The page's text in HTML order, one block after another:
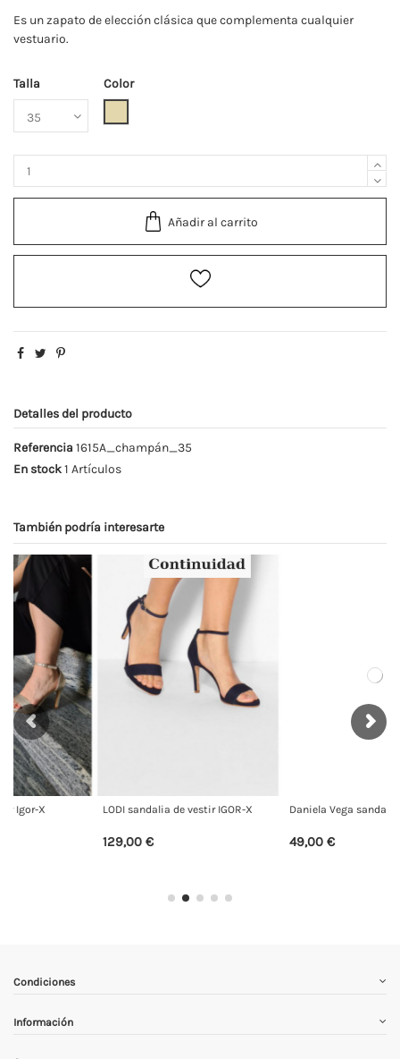
Es un zapato de elección clásica que complementa cualquier
vestuario.
Talla
Color
Añadir al carrito
Detalles del producto
Referencia 1615A_champán_35
En stock1 Artículos
También podría interesarte
X Daniela Vega sandalia 1615
49,00 €
Daniela Vega sandalia 1615
49,00 €
Condiciones
Información